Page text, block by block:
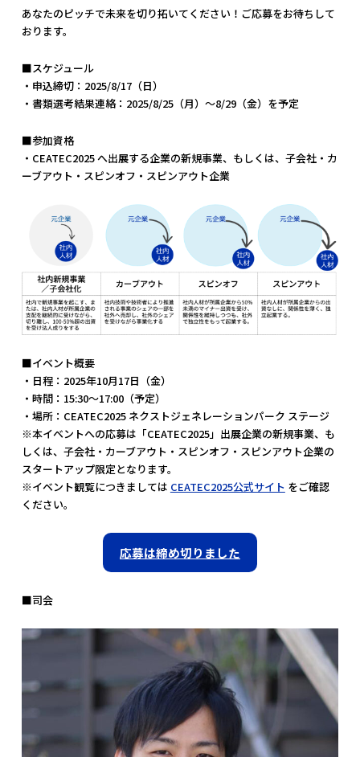
あなたのピッチで未来を切り拓いてください！ご応募をお待ちして
おります。
■スケジュール
・申込締切：2025/8/17（日）
・書類選考結果連絡：2025/8/25（月）〜8/29（金）を予定
■参加資格
・CEATEC2025 へ出展する企業の新規事業、もしくは、子会社・カ
ーブアウト・スピンオフ・スピンアウト企業
■イベント概要
・日程：2025年10月17日（金）
・時間：15:30〜17:00（予定）
・場所：CEATEC2025 ネクストジェネレーションパーク ステージ
※本イベントへの応募は「CEATEC2025」出展企業の新規事業、も
しくは、子会社・カーブアウト・スピンオフ・スピンアウト企業の
スタートアップ限定となります。
※イベント観覧につきましては CEATEC2025公式サイト をご確認
ください。
応募は締め切りました
■司会